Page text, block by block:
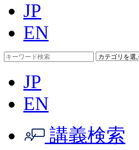
JP
EN
JP
EN
講義検索